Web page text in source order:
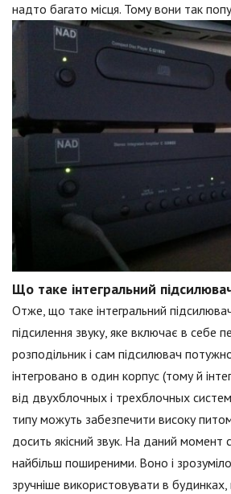
надто багато місця. Тому вони так
Що таке інтегральний
Отже, що таке інтегральний
підсилення звуку, яке включає в себе
розподільник і сам підсилювач
інтегровано в один корпус (тому й
від двухблочных і трехблочных
типу можуть забезпечити високу
досить якісний звук. На даний момент
найбільш поширеними. Воно і
зручніше використовувати в будинках,